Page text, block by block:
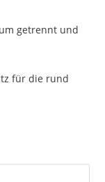
getrennt und
für die rund